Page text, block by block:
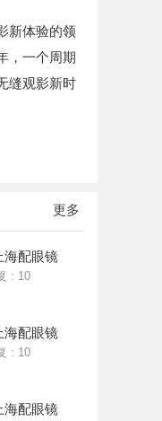
新体验的领
，一个周期
症，身体找
缝观影新时
更多
海配眼镜
: 10
海配眼镜
: 10
海配眼镜